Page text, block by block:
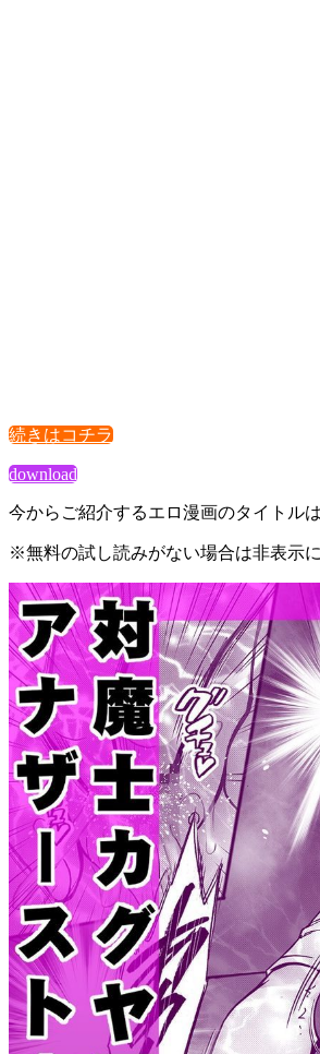
続きはコチラ
download
今からご紹介するエロ漫画のタイトル
※無料の試し読みがない場合は非表示